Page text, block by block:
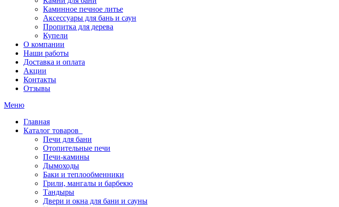
Каминное печное литье
Аксессуары для бань и саун
Пропитка для дерева
Купели
О компании
Наши работы
Доставка и оплата
Акции
Контакты
Отзывы
Меню
Главная
Каталог товаров
Печи для бани
Отопительные печи
Печи-камины
Дымоходы
Баки и теплообменники
Грили, мангалы и барбекю
Тандыры
Двери и окна для бани и сауны